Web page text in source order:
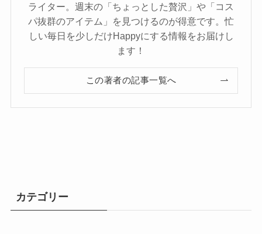
ライター。週末の「ちょっとした贅沢」や「コス
パ抜群のアイテム」を見つけるのが得意です。忙
しい毎日を少しだけHappyにする情報をお届けし
ます！
この著者の記事一覧へ
カテゴリー